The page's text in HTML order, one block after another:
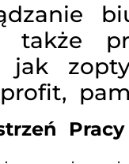
także
jak
Pracy